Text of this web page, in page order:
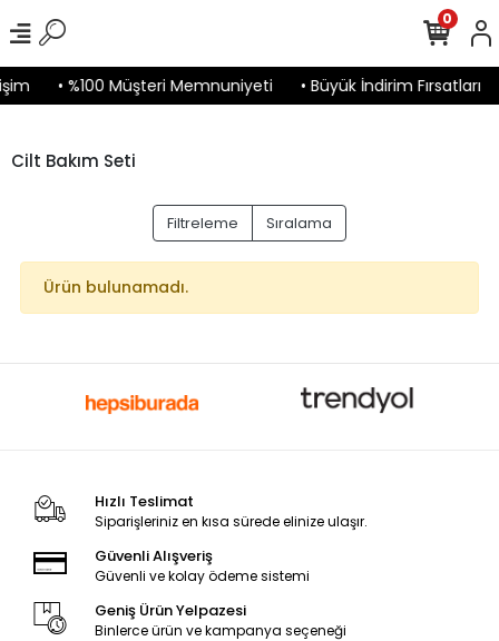
• %100 Müşteri Memnuniyeti • Büyük İndirim Fırsatları
0
Cilt Bakım Seti
Filtreleme Sıralama
Ürün bulunamadı.
Hızlı Teslimat
Siparişleriniz en kısa sürede elinize ulaşır.
Güvenli Alışveriş
Güvenli ve kolay ödeme sistemi
Geniş Ürün Yelpazesi
Binlerce ürün ve kampanya seçeneği